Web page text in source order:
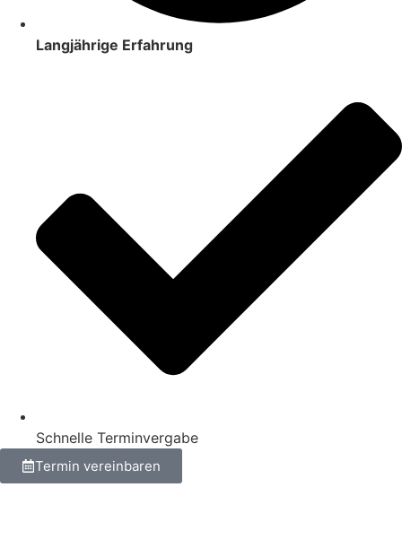
Langjährige Erfahrung
Schnelle Terminvergabe
Termin vereinbaren